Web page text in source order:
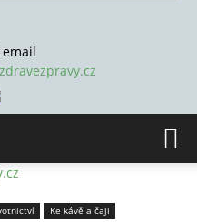
zdravezpravy.cz
Ke kávě a čaji